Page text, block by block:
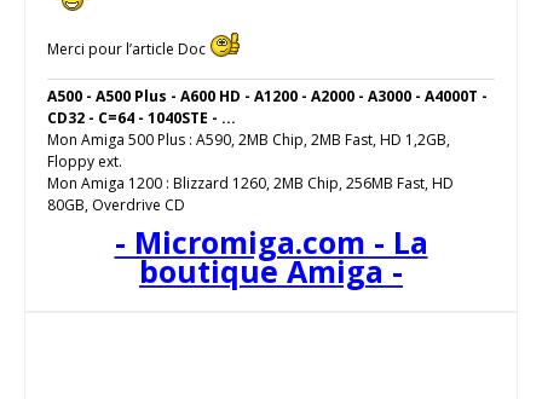
Merci pour l’article Doc
A500 - A500 Plus - A600 HD - A1200 - A2000 - A3000 - A4000T -
CD32 - C=64 - 1040STE - ...
Mon Amiga 500 Plus : A590, 2MB Chip, 2MB Fast, HD 1,2GB,
Floppy ext.
Mon Amiga 1200 : Blizzard 1260, 2MB Chip, 256MB Fast, HD
80GB, Overdrive CD
- Micromiga.com - La
boutique Amiga -